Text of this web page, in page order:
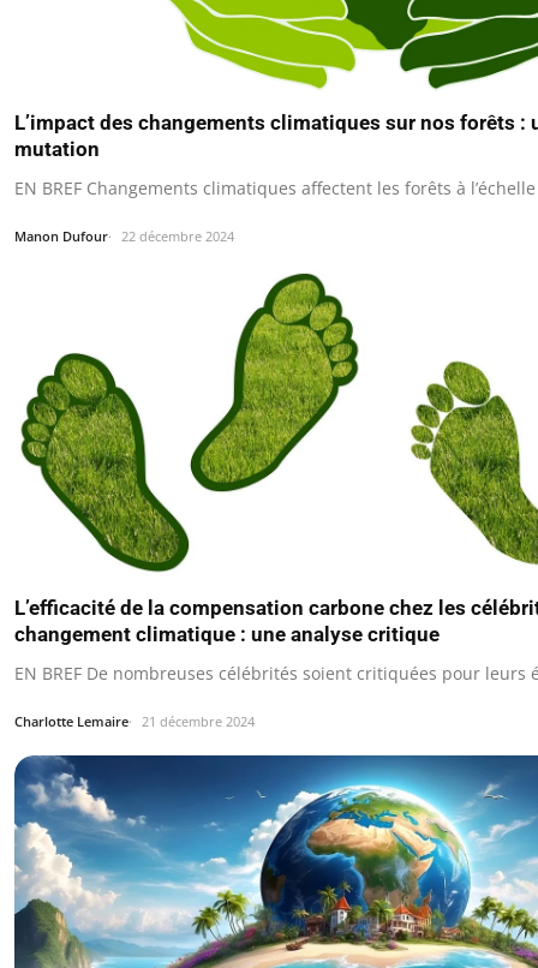
L’impact des changements climatiques sur nos forêts :
mutation
EN BREF Changements climatiques affectent les forêts à
Manon Dufour 22 décembre 2024
L’efficacité de la compensation carbone chez les
changement climatique : une analyse critique
EN BREF De nombreuses célébrités soient critiquées pour leurs
Charlotte Lemaire 21 décembre 2024